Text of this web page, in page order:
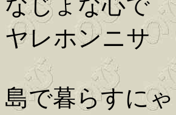
なじょな心で
ヤレホンニサ
島で暮らすに